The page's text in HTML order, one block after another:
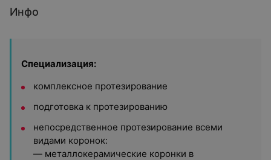
Инфо
Специализация:
комплексное протезирование
подготовка к протезированию
непосредственное протезирование всеми
видами коронок:
— металлокерамические коронки в